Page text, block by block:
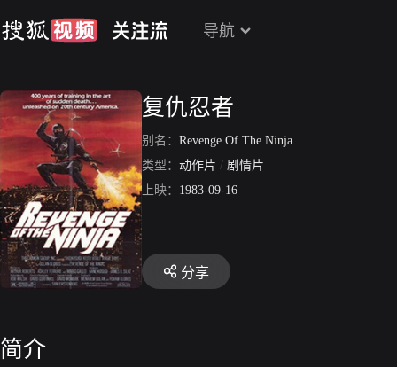
导航
复仇忍者
别名： Revenge Of The Ninja
类型： 动作片 / 剧情片
上映： 1983-09-16
分享
简介